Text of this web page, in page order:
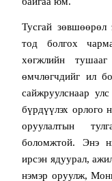
Тусгай зөвшөөрөл
тод болгох
хөгжлийн
өмчлөгчдийг ил
сайжруулснаар
бүрдүүлэх орлого
оруулалтын
боломжтой. Энэ
ирсэн ядуурал,
нэмэр оруулж,